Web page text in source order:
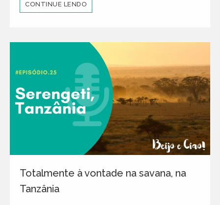
CONTINUE LENDO
Totalmente à vontade na savana, na
Tanzânia